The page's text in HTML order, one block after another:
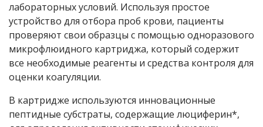
лабораторных условий. Используя простое
устройство для отбора проб крови, пациенты
проверяют свои образцы с помощью одноразового
микрофлюидного картриджа, который содержит
все необходимые реагенты и средства контроля для
оценки коагуляции.
В картридже используются инновационные
пептидные субстраты, содержащие люциферин*,